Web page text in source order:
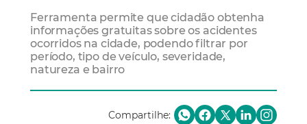
Ferramenta permite que cidadão obtenha
informações gratuitas sobre os acidentes
ocorridos na cidade, podendo filtrar por
período, tipo de veículo, severidade,
natureza e bairro
Compartilhe: